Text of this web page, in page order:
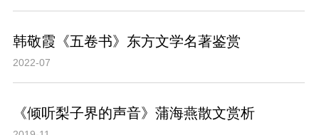
韩敬霞《五卷书》东方文学名著鉴赏
2022-07
《倾听梨子界的声音》蒲海燕散文赏析